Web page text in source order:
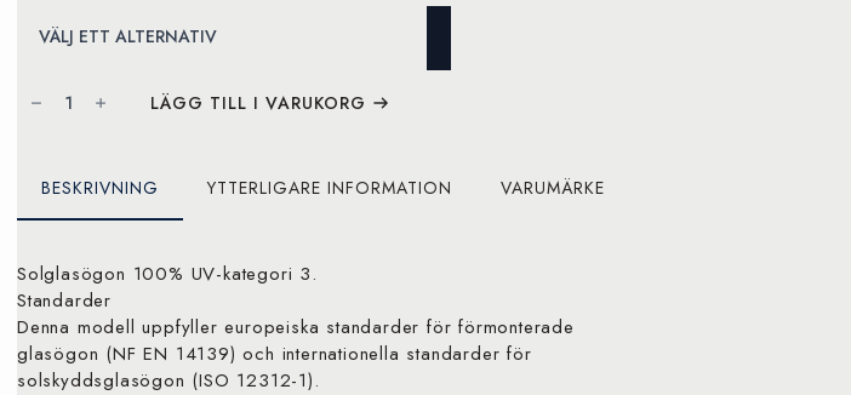
solglasögon
#E LÄGG TILL I VARUKORG
BESKRIVNING YTTERLIGARE INFORMATION VARUMÄRKE
Solglasögon 100% UV-kategori 3.
Standarder
Denna modell uppfyller europeiska standarder för förmonterade
glasögon (NF EN 14139) och internationella standarder för
solskyddsglasögon (ISO 12312-1).